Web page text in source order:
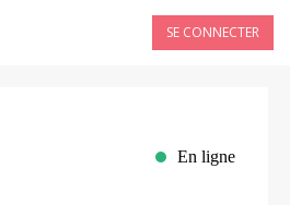
SE CONNECTER
En ligne